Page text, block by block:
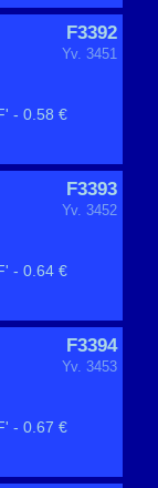
F3392
Yv. 3451
- 0.58 €
F3393
Yv. 3452
- 0.64 €
F3394
Yv. 3453
- 0.67 €